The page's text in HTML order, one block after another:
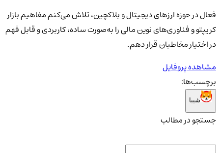
فعال در حوزه ارزهای دیجیتال و بلاکچین، تلاش می‌کنم مفاهیم بازار
کریپتو و فناوری‌های نوین مالی را به‌صورت ساده، کاربردی و قابل فهم
در اختیار مخاطبان قرار دهم.
مشاهده پروفایل
برچسب‌ها:
شیبا
جستجو در مطالب